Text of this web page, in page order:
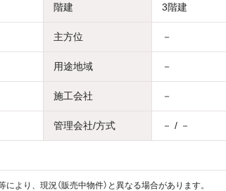
階建 3階建
主方位 －
用途地域 －
施工会社 －
管理会社/方式 － / －
より、現況（販売中物件）と異なる場合があります。